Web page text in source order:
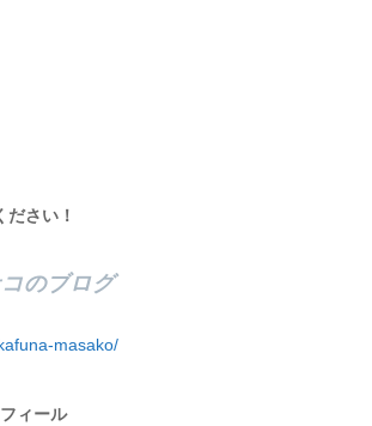
ださい！
のブログ
masako/
ィール